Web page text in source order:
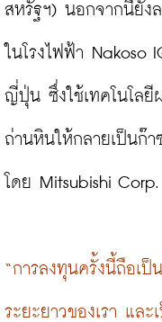
สหรัฐฯ) นอกจากนี้ยัง
ในโรงไฟฟ้า Nakoso
ญี่ปุ่น ซึ่งใช้เทคโนโลยี
ถ่านหินให้กลายเป็นก๊
โดย Mitsubishi Corp.
“การลงทุนครั้งนี้ถือเ
ระยะยาวของเรา แล